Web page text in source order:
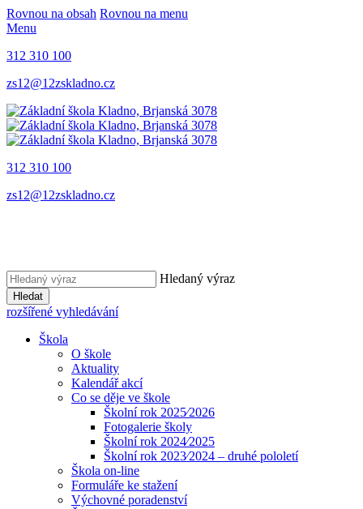
Rovnou na obsah Rovnou na menu
Menu
312 310 100
zs12@12zskladno.cz
312 310 100
zs12@12zskladno.cz
Hledaný výraz
Hledat
rozšířené vyhledávání
Škola
O škole
Aktuality
Kalendář akcí
Co se děje ve škole
Školní rok 2025⁄2026
Fotogalerie školy
Školní rok 2024⁄2025
Školní rok 2023⁄2024 – druhé pololetí
Škola on-line
Formuláře ke stažení
Výchovné poradenství